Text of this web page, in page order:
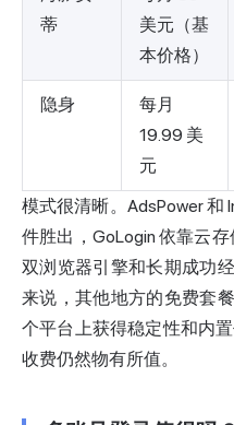
蒂
美元（基
本价格）
隐身
每月
19.99 美
元
模式很清晰。AdsPower 和
件胜出，GoLogin 依靠云存
双浏览器引擎和长期成功
来说，其他地方的免费套
个平台上获得稳定性和内
收费仍然物有所值。